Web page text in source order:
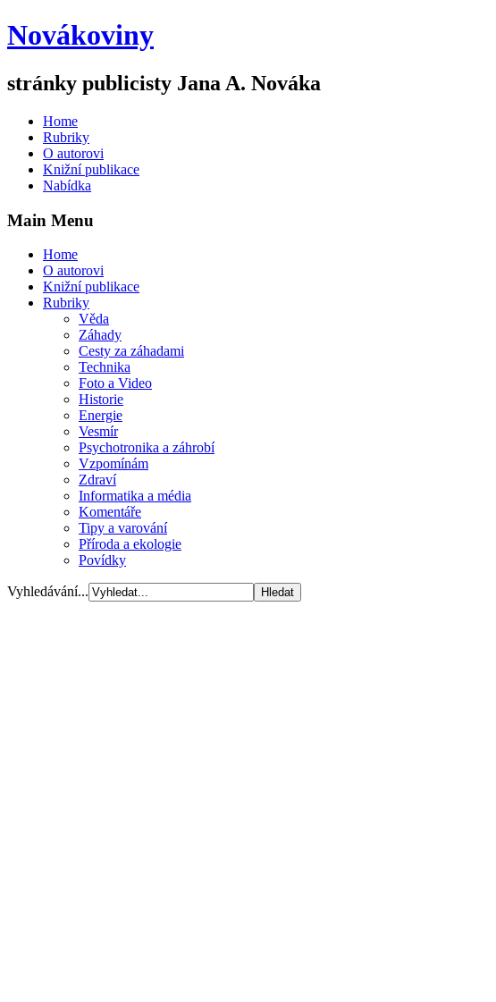
Novákoviny
stránky publicisty Jana A. Nováka
Home
Rubriky
O autorovi
Knižní publikace
Nabídka
Main Menu
Home
O autorovi
Knižní publikace
Rubriky
Věda
Záhady
Cesty za záhadami
Technika
Foto a Video
Historie
Energie
Vesmír
Psychotronika a záhrobí
Vzpomínám
Zdraví
Informatika a média
Komentáře
Tipy a varování
Příroda a ekologie
Povídky
Vyhledávání...